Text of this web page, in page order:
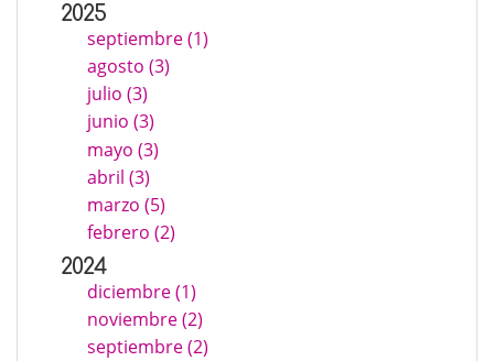
2025
septiembre (1)
agosto (3)
julio (3)
junio (3)
mayo (3)
abril (3)
marzo (5)
febrero (2)
2024
diciembre (1)
noviembre (2)
septiembre (2)